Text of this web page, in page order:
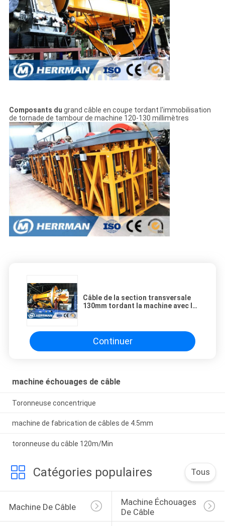
Composants du grand câble en coupe tordant l'immobilisation
de tornade de tambour de machine 120-130 millimètres
Câble de la section transversale
130mm tordant la machine avec le
Continuer
machine échouages de câble
Toronneuse concentrique
machine de fabrication de câbles de 4.5mm
toronneuse du câble 120m/Min
Catégories populaires Tous
Machine De Câble
Machine Échouages
De Câble